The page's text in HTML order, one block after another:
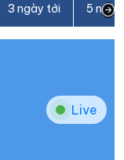
3 ngày tới 5
Live